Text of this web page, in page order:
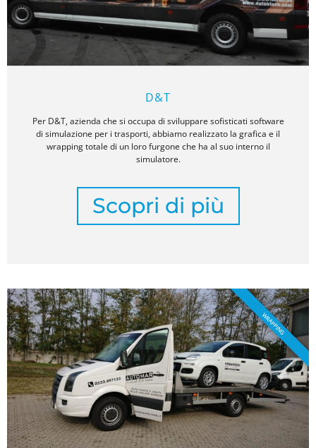
D&T
Per D&T, azienda che si occupa di sviluppare sofisticati software
di simulazione per i trasporti, abbiamo realizzato la grafica e il
wrapping totale di un loro furgone che ha al suo interno il
simulatore.
Scopri di più
WRAPPING